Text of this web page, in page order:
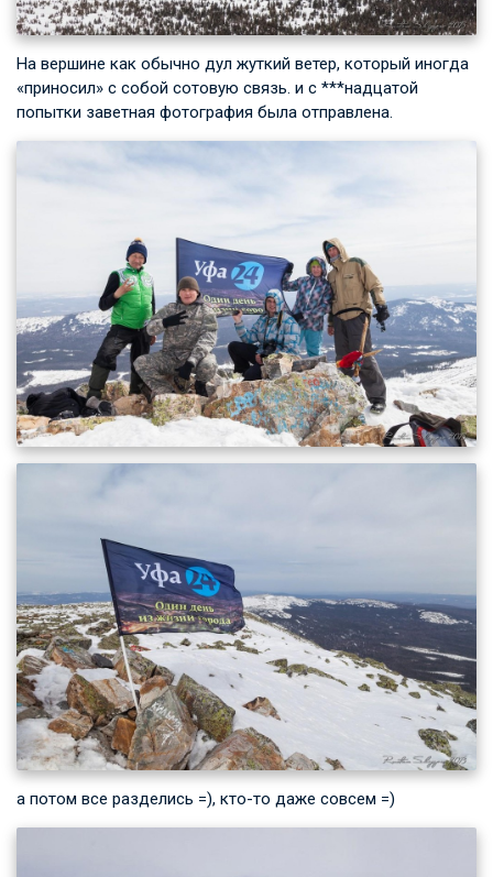
На вершине как обычно дул жуткий ветер, который иногда
«приносил» с собой сотовую связь. и с ***надцатой
попытки заветная фотография была отправлена.
а потом все разделись =), кто-то даже совсем =)